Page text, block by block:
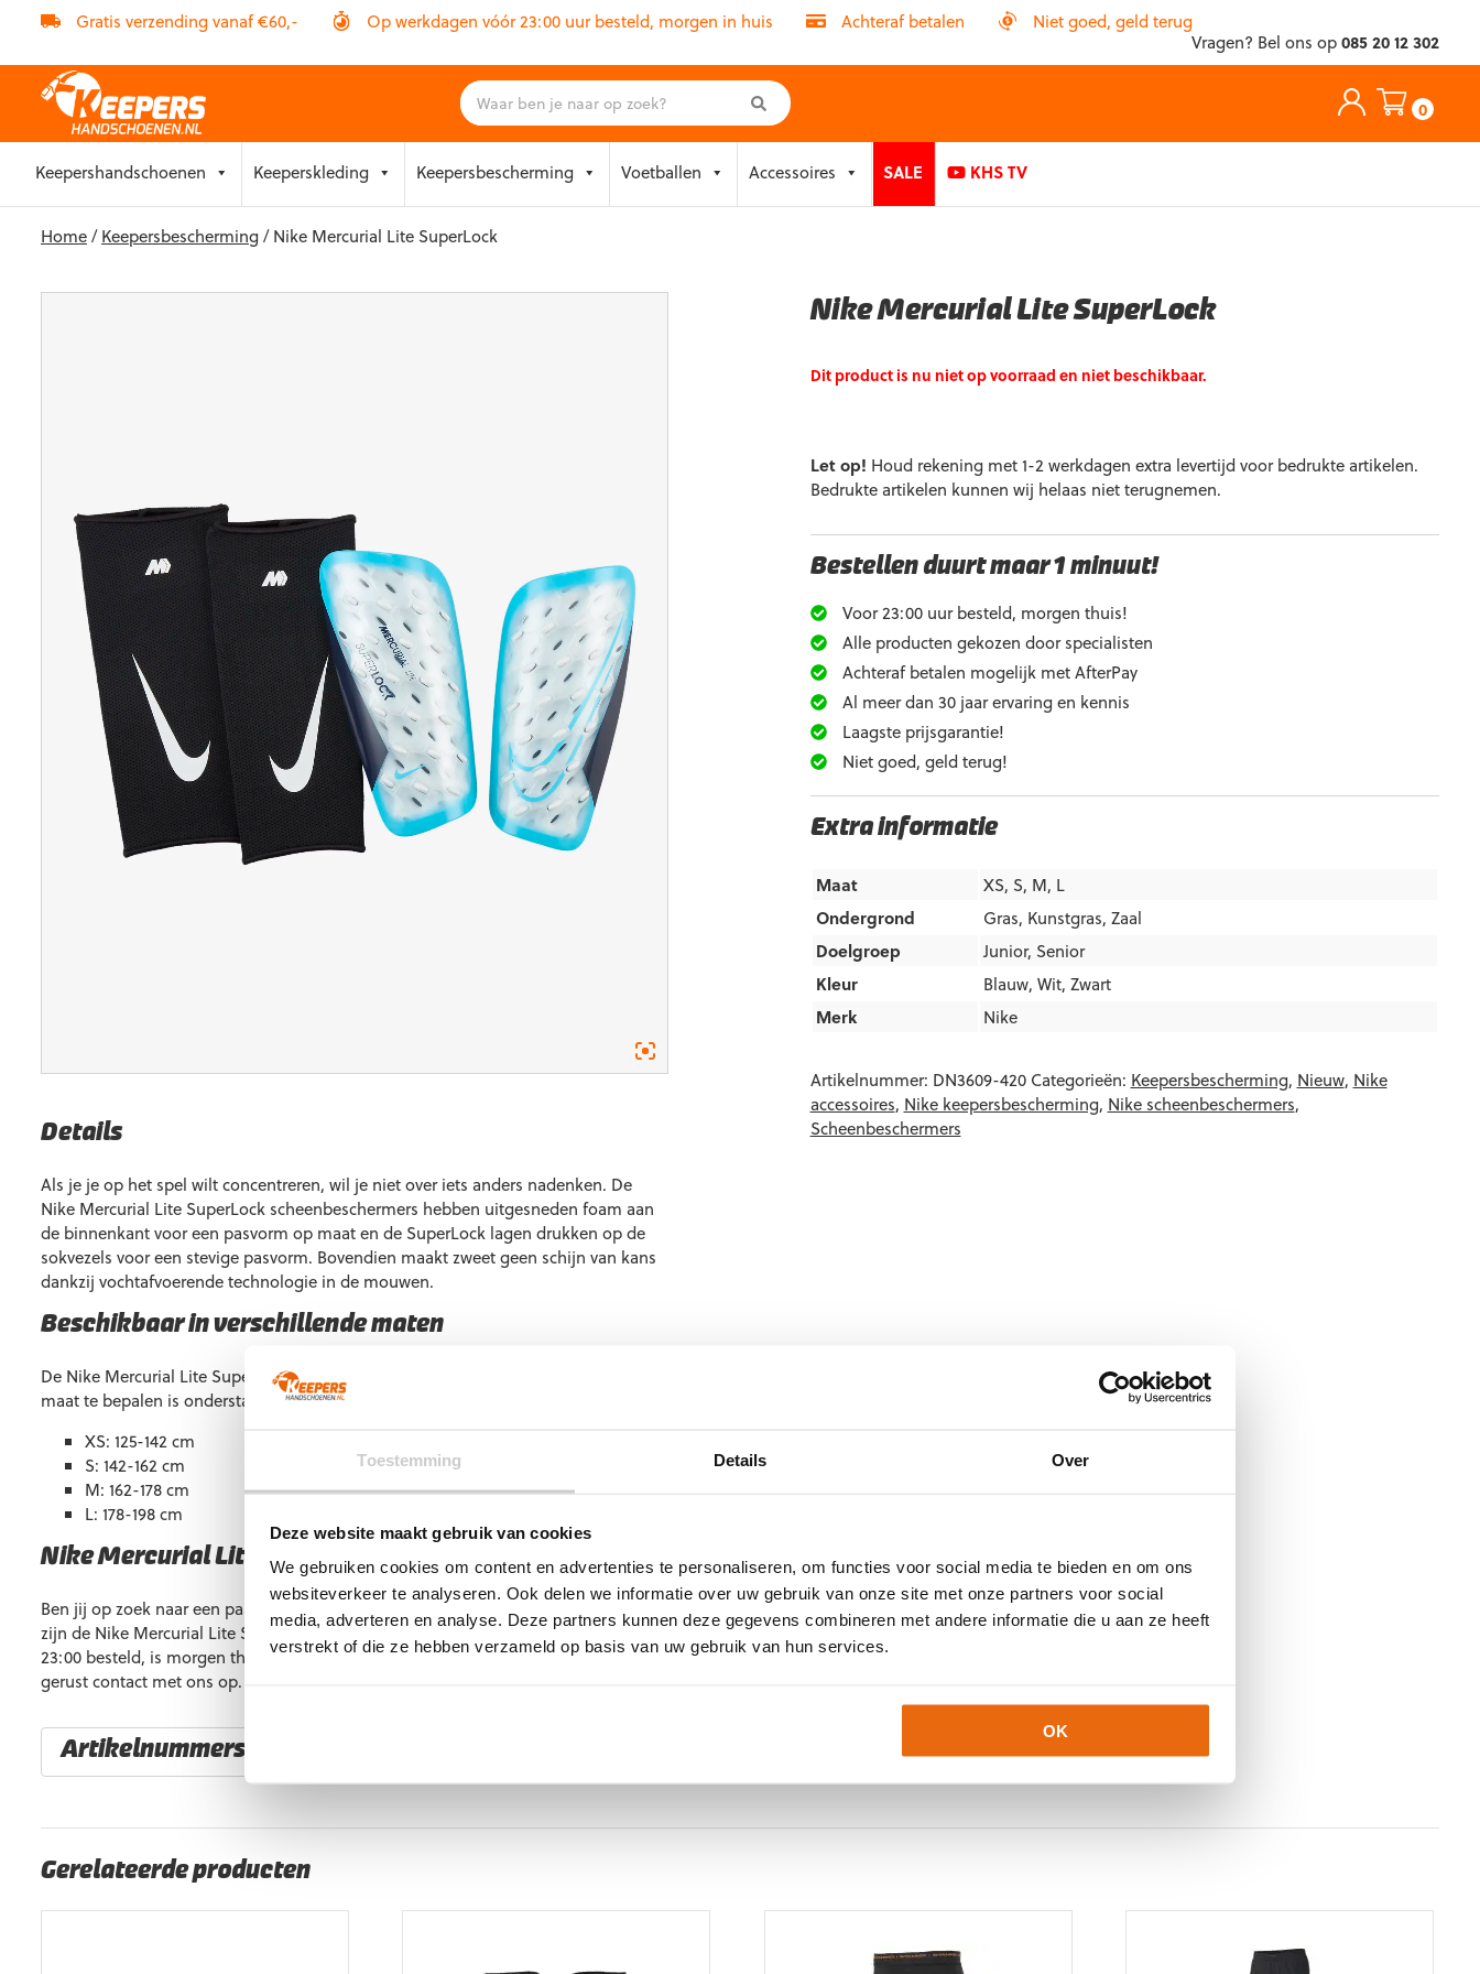
Toestemming Details Over
Deze website maakt gebruik van cookies
We gebruiken cookies om content en advertenties te personaliseren, om functies voor social media te bieden en om ons
websiteverkeer te analyseren. Ook delen we informatie over uw gebruik van onze site met onze partners voor social
media, adverteren en analyse. Deze partners kunnen deze gegevens combineren met andere informatie die u aan ze heeft
verstrekt of die ze hebben verzameld op basis van uw gebruik van hun services.
OK
Gratis verzending vanaf €60,- Op werkdagen vóór 23:00 uur besteld, morgen in huis Achteraf betalen
Niet goed, geld terug
Vragen? Bel ons op085 20 12 302
0
toKeepershandschoenen Keeperskleding Keepersbescherming Voetballen Accessoires SALE KHS TV
Home/Keepersbescherming/ Nike Mercurial Lite SuperLock
Details
Als je je op het spel wilt concentreren, wil je niet over iets anders nadenken. De
Nike Mercurial Lite SuperLock scheenbeschermers hebben uitgesneden foam aan
de binnenkant voor een pasvorm op maat en de SuperLock lagen drukken op de
sokvezels voor een stevige pasvorm. Bovendien maakt zweet geen schijn van kans
dankzij vochtafvoerende technologie in de mouwen.
Beschikbaar in verschillende maten
De Nike Mercurial Lite SuperLock is verkrijgbaar in maat XS t/m L. Om de juiste
maat te bepalen is onderstaande maattabel van kracht:
XS: 125-142 cm
S: 142-162 cm
M: 162-178 cm
L: 178-198 cm
Nike Mercurial Lite SuperLock kopen?
Ben jij op zoek naar een paar scheenbeschermers met de perfecte pasvorm? Dan
zijn de Nike Mercurial Lite SuperLock scheenbeschermers geschikt voor jou. Voor
23:00 besteld, is morgen thuis. Wil je meer informatie ontvangen? Neem dan
gerust contact met ons op. Wij helpen je graag verder.
Artikelnummers
Nike Mercurial Lite SuperLock
Dit product is nu niet op voorraad en niet beschikbaar.
Let op! Houd rekening met 1-2 werkdagen extra levertijd voor bedrukte artikelen.
Bedrukte artikelen kunnen wij helaas niet terugnemen.
Artikelnummer: DN3609-420 Categorieën: Keepersbescherming, Nieuw, Nike
accessoires, Nike keepersbescherming, Nike scheenbeschermers,
Scheenbeschermers
Bestellen duurt maar 1 minuut!
Voor 23:00 uur besteld, morgen thuis!
Alle producten gekozen door specialisten
Achteraf betalen mogelijk met AfterPay
Al meer dan 30 jaar ervaring en kennis
Laagste prijsgarantie!
Niet goed, geld terug!
Extra informatie
Maat
XS, S, M, L
Ondergrond
Gras, Kunstgras, Zaal
Doelgroep
Junior, Senior
Kleur
Blauw, Wit, Zwart
Merk
Nike
Gerelateerde producten